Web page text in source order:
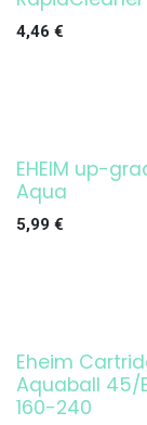
4,46 €
¡OFERTA!
EHEIM up-
Aqua
5,99 €
Eheim
Aquaball 45/
160-240